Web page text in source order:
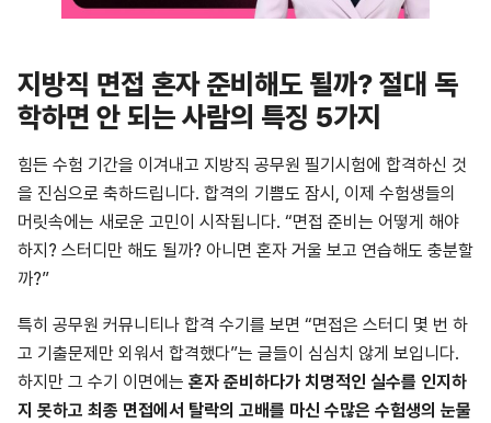
지방직 면접 혼자 준비해도 될까? 절대 독
학하면 안 되는 사람의 특징 5가지
힘든 수험 기간을 이겨내고 지방직 공무원 필기시험에 합격하신 것
을 진심으로 축하드립니다. 합격의 기쁨도 잠시, 이제 수험생들의
머릿속에는 새로운 고민이 시작됩니다. “면접 준비는 어떻게 해야
하지? 스터디만 해도 될까? 아니면 혼자 거울 보고 연습해도 충분할
까?”
특히 공무원 커뮤니티나 합격 수기를 보면 “면접은 스터디 몇 번 하
고 기출문제만 외워서 합격했다”는 글들이 심심치 않게 보입니다.
하지만 그 수기 이면에는 혼자 준비하다가 치명적인 실수를 인지하
지 못하고 최종 면접에서 탈락의 고배를 마신 수많은 수험생의 눈물